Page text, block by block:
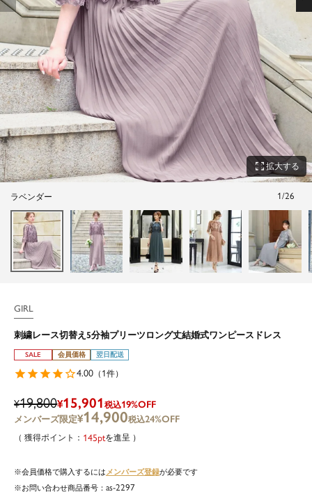
zoom_out_map拡大する
ラベンダー 1/26
GIRL
刺繍レース切替え5分袖プリーツロング丈結婚式ワンピースドレス
SALE 会員価格 翌日配送
4.00 （ 1件）
¥19,800¥15,901 税込19%OFF
¥14,900税込24%OFF
145 を進呈
会員価格で購入するには メンバーズ登録が必要です
商品番号
as-2297